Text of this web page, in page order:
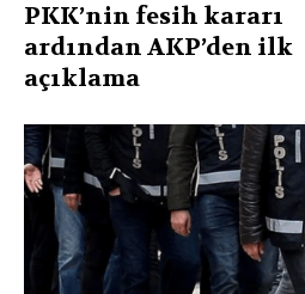
PKK’nin fesih kararı
ardından AKP’den ilk
açıklama